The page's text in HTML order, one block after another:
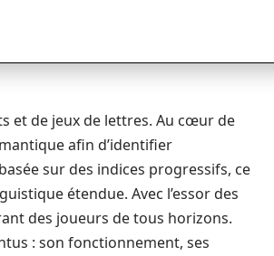
et de jeux de lettres. Au cœur de
afin d’identifier
sur des indices progressifs, ce
étendue. Avec l’essor des
des joueurs de tous horizons.
: son fonctionnement, ses